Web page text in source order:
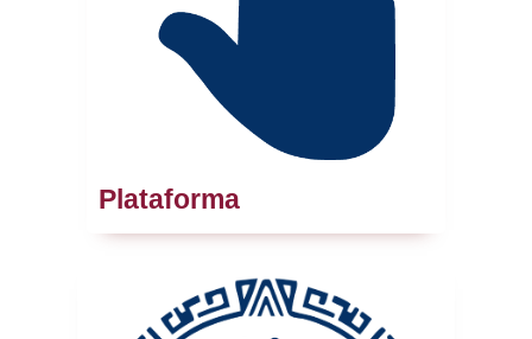
Plataforma